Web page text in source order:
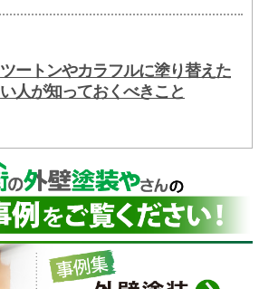
ツートンやカラフルに塗り替えた
い人が知っておくべきこと